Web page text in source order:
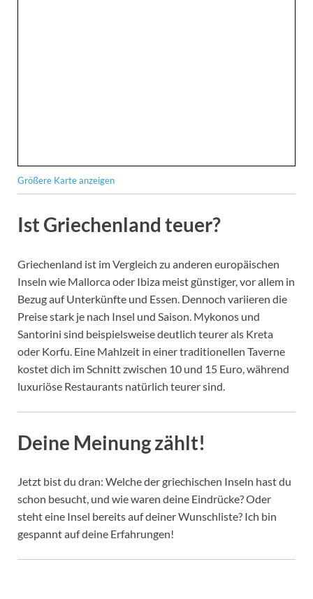
Größere Karte anzeigen
Ist Griechenland teuer?
Griechenland ist im Vergleich zu anderen europäischen
Inseln wie Mallorca oder Ibiza meist günstiger, vor allem in
Bezug auf Unterkünfte und Essen. Dennoch variieren die
Preise stark je nach Insel und Saison. Mykonos und
Santorini sind beispielsweise deutlich teurer als Kreta
oder Korfu. Eine Mahlzeit in einer traditionellen Taverne
kostet dich im Schnitt zwischen 10 und 15 Euro, während
luxuriöse Restaurants natürlich teurer sind.
Deine Meinung zählt!
Jetzt bist du dran: Welche der griechischen Inseln hast du
schon besucht, und wie waren deine Eindrücke? Oder
steht eine Insel bereits auf deiner Wunschliste? Ich bin
gespannt auf deine Erfahrungen!